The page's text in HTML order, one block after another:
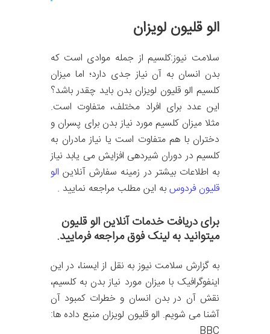
الو قلیون لویزان
سلامت نیوز:کلسیم از جمله موادی است که
بدن انسان به آن نیاز جدی دارد؛ اما میزان
کلسیم الو قلیون لویزان بدن باید چقدر باشد؟
این عدد برای افراد مختلف، متفاوت است.
مثلا میزان کلسیم مورد نیاز بدن برای پسران و
دختران با هم متفاوت است یا نیاز مادران به
کلسیم در دوران شیردهی افزایش می یابد نیاز
به اطلاعات بیشتر در زمینه سفارش آنلاین الو
قلیون فردوسبه این مطلب مراجعه نمایید .
برای دریافت خدمات آنلاین الو قلیون
میتوانید به لینک فوق مراجعه فرمایید.
به گزارش سلامت نیوز به نقل از ایسنا، در این
اینفوگرافیک با میزان مورد نیاز بدن به کلسیم،
نقش آن در بدن انسان و خطرات کمبود آن
آشنا می شویم. الو قلیون لویزان منبع داده ها: